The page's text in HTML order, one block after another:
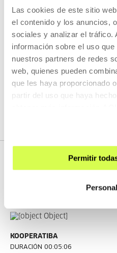
Las cookies de este sitio
el contenido y los anuncios,
sociales y analizar el tráfico.
información sobre el uso
nuestros partners de redes
web, quienes pueden
que les haya proporcionado
partir del uso que haya
Permitir
sentirse a gusto, ¿no cree? Y
mismo con la escarpia, con el
silla con la mesa. Y al alféizar
todo funciona así en verdá?
quiere que le diga, una siente...
Tras estas Anotaciones sobre
NOVEDADES
KOOPERATIBA
DURACIÓN 00:05:06